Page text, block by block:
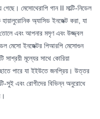
মেসোথেরাপি গান II মাল্টি-নিডেল
অ্যাসিড ইনজেক্ট করা, যা
তোলে এবং আপনার মসৃণ এবং উজ্জ্বল
মেসো ইনজেক্টর পিআরপি মেসোগুন
সাশ্রয়ী মূল্যের সাথে কোরিয়া
পারে যা ইইউতে জনপ্রিয়। উত্তর
সুই এবং রোগীদের বিভিন্ন অনুরোধে